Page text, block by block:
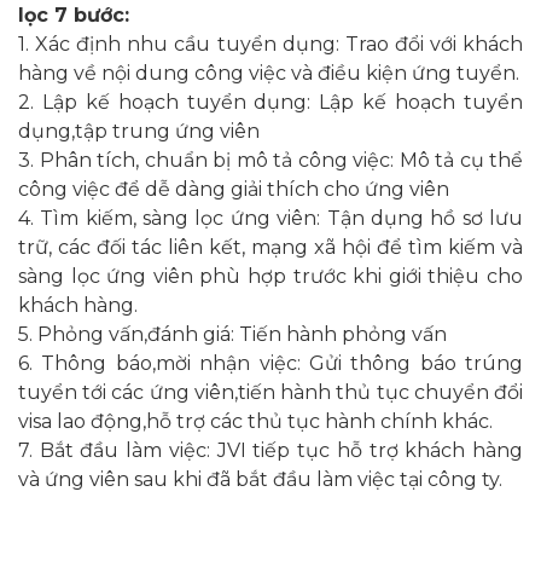
lọc 7 bước:
1. Xác định nhu cầu tuyển dụng: Trao đổi với khách
hàng về nội dung công việc và điều kiện ứng tuyển.
2. Lập kế hoạch tuyển dụng: Lập kế hoạch tuyển
dụng,tập trung ứng viên
3. Phân tích, chuẩn bị mô tả công việc: Mô tả cụ thể
công việc để dễ dàng giải thích cho ứng viên
4. Tìm kiếm, sàng lọc ứng viên: Tận dụng hồ sơ lưu
trữ, các đối tác liên kết, mạng xã hội để tìm kiếm và
sàng lọc ứng viên phù hợp trước khi giới thiệu cho
khách hàng.
5. Phỏng vấn,đánh giá: Tiến hành phỏng vấn
6. Thông báo,mời nhận việc: Gửi thông báo trúng
tuyển tới các ứng viên,tiến hành thủ tục chuyển đổi
visa lao động,hỗ trợ các thủ tục hành chính khác.
7. Bắt đầu làm việc: JVI tiếp tục hỗ trợ khách hàng
và ứng viên sau khi đã bắt đầu làm việc tại công ty.